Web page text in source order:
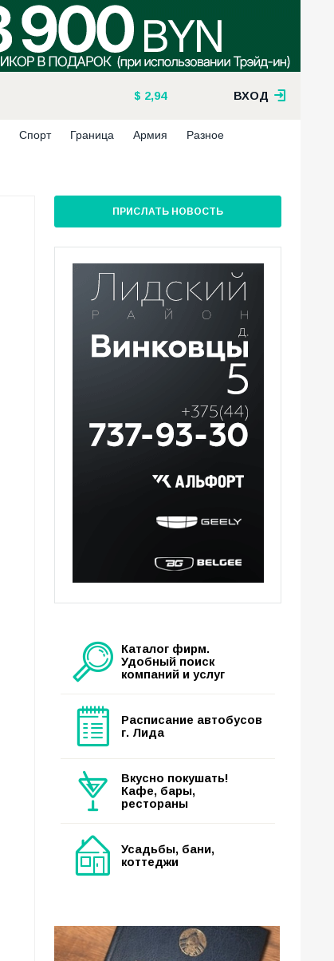
2,94 ВХОД
Спорт Граница Армия Разное
ПРИСЛАТЬ НОВОСТЬ
Каталог фирм.
Удобный поиск
компаний и услуг
Расписание автобусов
г. Лида
Вкусно покушать!
Кафе, бары,
рестораны
Усадьбы, бани,
коттеджи